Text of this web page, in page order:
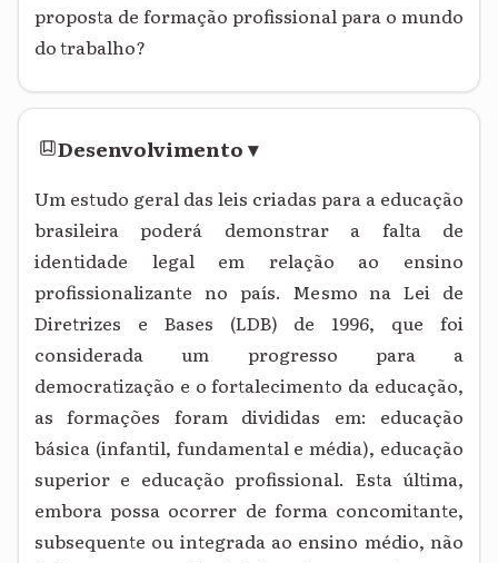
proposta de formação profissional para o mundo
dotrabalho?
Desenvolvimento▾
Um estudo geral das leis criadas para a educação
brasileira poderá demonstrar a falta de
identidade legal em relação ao ensino
profissionalizante no país. Mesmo na Lei de
Diretrizes e Bases (LDB) de 1996, que foi
considerada um progresso para a
democratização e o fortalecimento da educação,
as formações foram divididas em: educação
básica (infantil, fundamental e média), educação
superior e educação profissional. Esta última,
embora possa ocorrer de forma concomitante,
subsequente ou integrada ao ensino médio, não